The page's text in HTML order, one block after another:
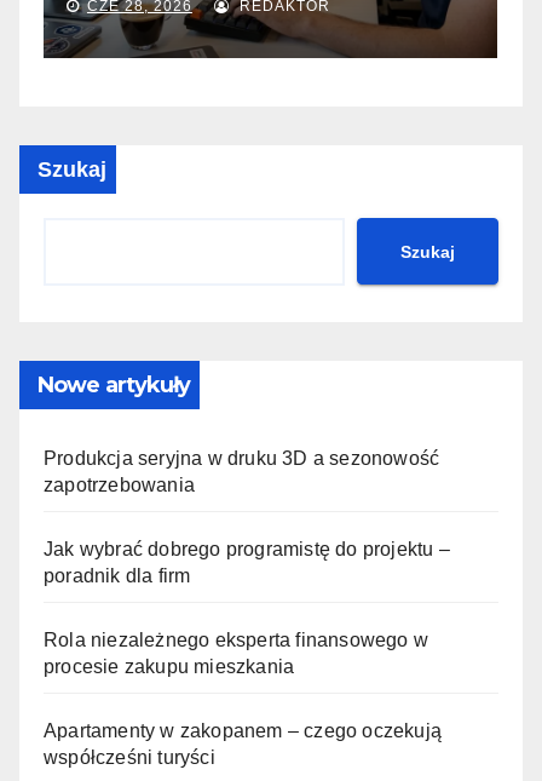
SIE 31, 2025 REDAKTOR
Szukaj
Szukaj
Nowe artykuły
Produkcja seryjna w druku 3D a sezonowość
zapotrzebowania
Jak wybrać dobrego programistę do projektu –
poradnik dla firm
Rola niezależnego eksperta finansowego w
procesie zakupu mieszkania
Apartamenty w zakopanem – czego oczekują
współcześni turyści